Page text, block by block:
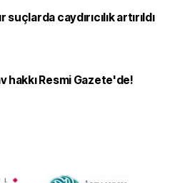
suçlarda caydırıcılık artırıldı
hakkı Resmi Gazete'de!